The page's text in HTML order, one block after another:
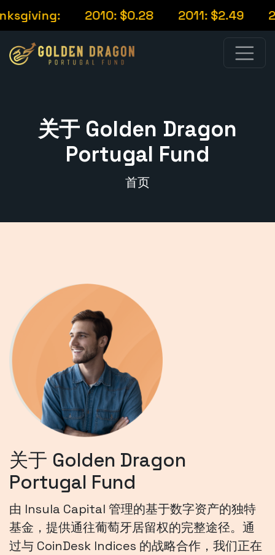
2010: $0.28 2011: $2.49
关于 Golden Dragon
Portugal Fund
首页
关于 Golden Dragon
Portugal Fund
由 Insula Capital 管理的基于数字资产的独特
基金，提供通往葡萄牙居留权的完整途径。通
过与 CoinDesk Indices 的战略合作，我们正在